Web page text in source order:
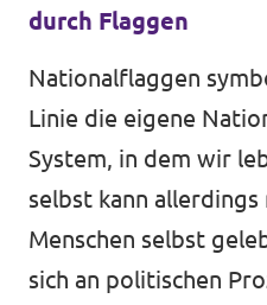
durch Flaggen
Nationalflaggen
Linie die eigene
System, in dem wir
selbst kann allerdings
Menschen selbst
sich an politischen